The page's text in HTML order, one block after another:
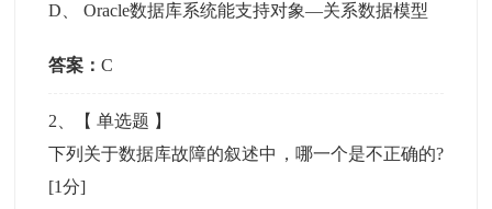
D 、Oracle数据库系统能支持对象—关系数据模型
答案：C
2 、【单选题 】
下列关于数据库故障的叙述中，哪一个是不正确的?
[1分]